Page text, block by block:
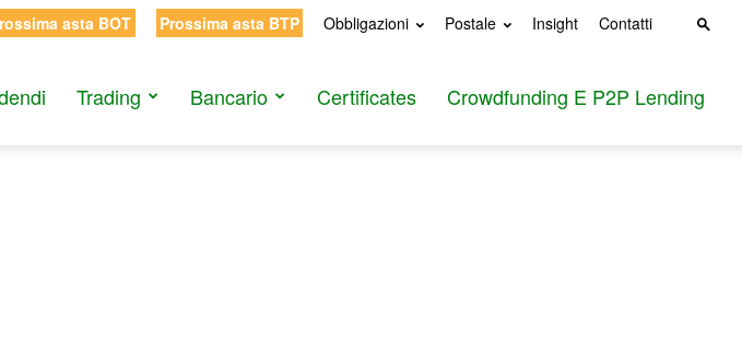
asta BOT Prossima asta BTP Obbligazioni Postale Insight Contatti
Trading Bancario Certificates Crowdfunding E P2P Lending